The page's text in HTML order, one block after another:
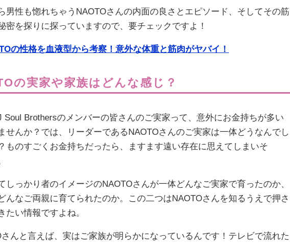
男性も惚れちゃうNAOTOさんの内面の良さとエピソード、そしてその筋
密を探りに探っていますので、要チェックですよ！
の性格を血液型から考察！意外な体重と筋肉がヤバイ！
の実家や家族はどんな感じ？
Soul Brothersのメンバーの皆さんのご実家って、意外にお金持ちが多い
せんか？では、リーダーであるNAOTOさんのご実家は一体どうなんでし
ものすごくお金持ちだったら、ますます遠い存在に思えてしまいそ
しっかり者のイメージのNAOTOさんが一体どんなご実家で育ったのか、
んなご両親に育てられたのか。この二つはNAOTOさんを知るうえで押さ
たい情報ですよね。
さんと言えば、実はご家族が明らかになっているんです！テレビで流れた